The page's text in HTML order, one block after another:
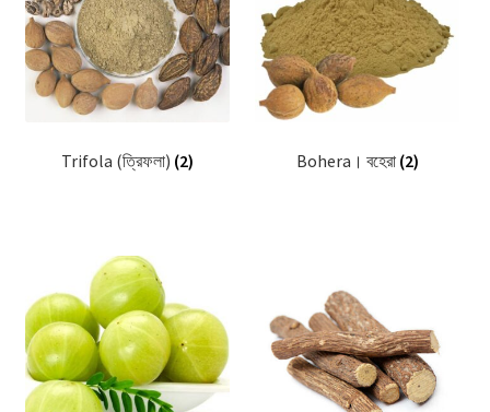
Trifola (ত্রিফলা) (2) Bohera। বহেরা (2)